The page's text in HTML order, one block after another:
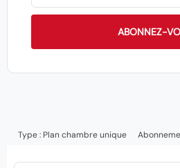
ABONNEZ-
Type : Plan chambre unique